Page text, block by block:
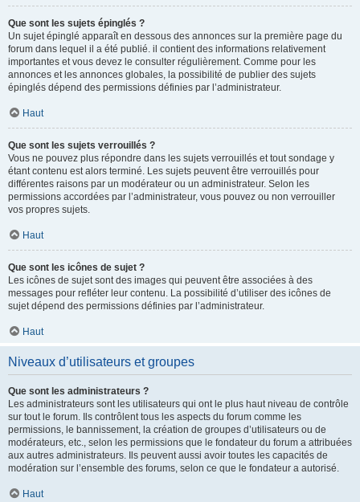
Que sont les sujets épinglés ?
Un sujet épinglé apparaît en dessous des annonces sur la première page du
forum dans lequel il a été publié. il contient des informations relativement
importantes et vous devez le consulter régulièrement. Comme pour les
annonces et les annonces globales, la possibilité de publier des sujets
épinglés dépend des permissions définies par l’administrateur.
Haut
Que sont les sujets verrouillés ?
Vous ne pouvez plus répondre dans les sujets verrouillés et tout sondage y
étant contenu est alors terminé. Les sujets peuvent être verrouillés pour
différentes raisons par un modérateur ou un administrateur. Selon les
permissions accordées par l’administrateur, vous pouvez ou non verrouiller
vos propres sujets.
Haut
Que sont les icônes de sujet ?
Les icônes de sujet sont des images qui peuvent être associées à des
messages pour refléter leur contenu. La possibilité d’utiliser des icônes de
sujet dépend des permissions définies par l’administrateur.
Haut
Niveaux d’utilisateurs et groupes
Que sont les administrateurs ?
Les administrateurs sont les utilisateurs qui ont le plus haut niveau de contrôle
sur tout le forum. Ils contrôlent tous les aspects du forum comme les
permissions, le bannissement, la création de groupes d’utilisateurs ou de
modérateurs, etc., selon les permissions que le fondateur du forum a attribuées
aux autres administrateurs. Ils peuvent aussi avoir toutes les capacités de
modération sur l’ensemble des forums, selon ce que le fondateur a autorisé.
Haut